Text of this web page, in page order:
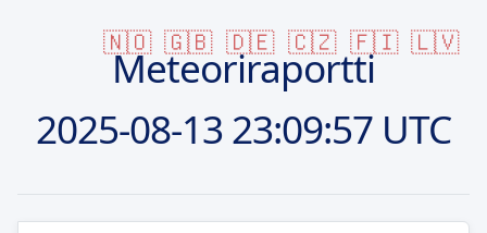
🇳🇴 🇬🇧 🇩🇪 🇨🇿 🇫🇮 🇱🇻
Meteoriraportti
2025-08-1323:09:57 UTC